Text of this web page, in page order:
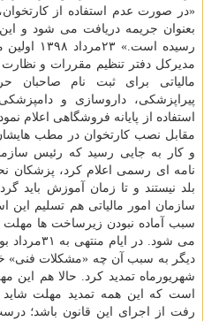
«در صورت عدم استفاده از كارتخوان، ۲ درصد از درآمد كل
بعنوان جریمه دریافت می شود و
رسیده
مدیركل دفتر تنظیم مقررات و
مالیاتی برای ثبت نام
پیراپزشكی، داروسازی و
استفاده از پایانه فروشگاهی اعلام
مقابل نصب كارتخوان در مطب
و كار به جایی رسید كه رئیس
نامه ای رسمی اعلام كرد، پزشكان
بلد نیستند و تا زمان آموزش باید
سازمان امور مالیاتی هم تسلیم این
می شود. در
شهریورماه تمدید كرد. حالا هم این
است كه این همه تمدید مهلت شاید
رفت از اجرای این قانون باشد؛